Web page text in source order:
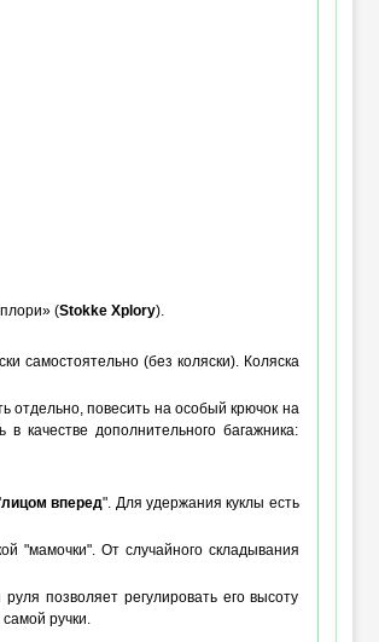
(Stokke Xplory).
самостоятельно (без коляски). Коляска
отдельно, повесить на особый крючок на
качестве дополнительного багажника:
лицом вперед". Для удержания куклы есть
"мамочки". От случайного складывания
позволяет регулировать его высоту
ручки.